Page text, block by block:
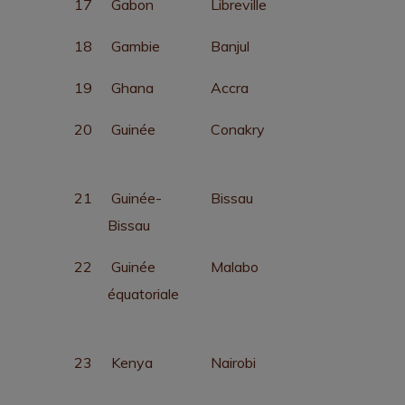
17 Gabon Libreville
18 Gambie Banjul
19 Ghana Accra
20 Guinée Conakry
21
Guinée-
Bissau
Bissau
22
Guinée
équatoriale
Malabo
23 Kenya Nairobi